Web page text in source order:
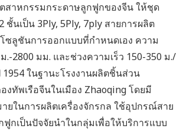
สาหกรรมกระดาษลูกฟูกของจีน ให้ชุด
ชั้นเป็น 3Ply, 5Ply, 7ply สายการผลิต
ซลูชันการออกแบบที่กำหนดเอง ความ
.-2800 มม. และช่วงความเร็ว 150-350 ม./
ในฐานะโรงงานผลิตชิ้นส่วน
งทัพเรือจีนในเมือง Zhaoqing โดยมี
ยในการผลิตเครื่องจักรกล ใช้อุปกรณ์สาย
กเป็นปัจจัยนำในกลุ่มเพื่อให้บริการแบบ